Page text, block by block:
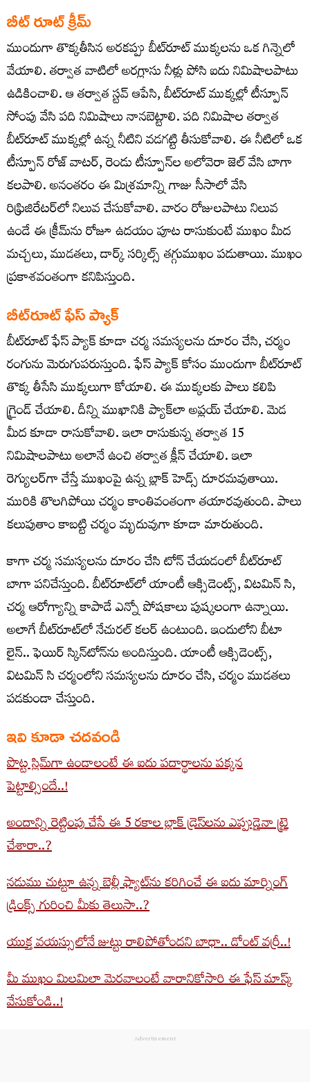
బీట్‌ రూట్‌ క్రీమ్‌
ముందుగా తొక్కతీసిన అరకప్పు బీట్‌రూట్‌ ముక్కలను ఒక గిన్నెలో
వేయాలి. తర్వాత వాటిలో అరగ్లాసు నీళ్లు పోసి ఐదు నిమిషాలపాటు
ఉడికించాలి. ఆ తర్వాత స్టవ్‌ ఆపేసి, బీట్‌రూట్‌ ముక్కల్లో టీస్పూన్
సోంపు వేసి పది నిమిషాలు నానబెట్టాలి. పది నిమిషాల తర్వాత
బీట్‌రూట్‌ ముక్కల్లో ఉన్న నీటిని వడగట్టి తీసుకోవాలి. ఈ నీటిలో ఒక
టీస్పూన్‌ రోజ్‌ వాటర్, రెండు టీస్పూన్‌ల అలోవెరా జెల్‌ వేసి బాగా
కలపాలి. అనంతరం ఈ మిశ్రమాన్ని గాజు సీసాలో వేసి
రిఫ్రిజిరేటర్‌లో నిలువ చేసుకోవాలి. వారం రోజులపాటు నిలువ
ఉండే ఈ క్రీమ్‌ను రోజూ ఉదయం పూట రాసుకుంటే ముఖం మీద
మచ్చలు, ముడతలు, డార్క్‌ సర్కిల్స్‌ తగ్గుముఖం పడుతాయి. ముఖం
ప్రకాశవంతంగా కనిపిస్తుంది.
బీట్‌రూట్ ఫేస్ ప్యాక్
బీట్‌రూట్‌ ఫేస్‌ ప్యాక్‌ కూడా చర్మ సమస్యలను దూరం చేసి, చర్మం
రంగును మెరుగుపరుస్తుంది. ఫేస్‌ ప్యాక్‌ కోసం ముందుగా బీట్‌రూట్
తొక్క తీసేసి ముక్కలుగా కోయాలి. ఈ ముక్కలకు పాలు కలిపి
గ్రైండ్ చేయాలి. దీన్ని ముఖానికి ప్యాక్‌లా అప్లయ్‌ చేయాలి. మెడ
మీద కూడా రాసుకోవాలి. ఇలా రాసుకున్న తర్వాత 15
నిమిషాలపాటు అలానే ఉంచి తర్వాత క్లీన్ చేయాలి. ఇలా
రెగ్యులర్‌గా చేస్తే ముఖంపై ఉన్న బ్లాక్ హెడ్స్ దూరమవుతాయి.
మురికి తొలగిపోయి చర్మం కాంతివంతంగా తయారవుతుంది. పాలు
కలుపుతాం కాబట్టి చర్మం మృదువుగా కూడా మారుతుంది.
కాగా చర్మ సమస్యలను దూరం చేసి టోన్‌ చేయడంలో బీట్‌రూట్
బాగా పనిచేస్తుంది. బీట్‌రూట్‌లో యాంటీ ఆక్సిడెంట్స్, విటమిన్ సి,
చర్మ ఆరోగ్యాన్ని కాపాడే ఎన్నో పోషకాలు పుష్కలంగా ఉన్నాయి.
అలాగే బీట్‌రూట్‌లో నేచురల్ కలర్ ఉంటుంది. ఇందులోని బీటా
లైన్.. ఫెయిర్ స్కిన్‌టోన్‌ను అందిస్తుంది. యాంటీ ఆక్సిడెంట్స్,
విటమిన్ సి చర్మంలోని సమస్యలను దూరం చేసి, చర్మం ముడతలు
పడకుండా చేస్తుంది.
ఇవి కూడా చదవండి
పొట్ట స్లిమ్‌గా ఉండాలంటే ఈ ఐదు పదార్థాలను పక్కన
పెట్టాల్సిందే..!
అందాన్ని రెట్టింపు చేసే ఈ 5 రకాల బ్లాక్‌ డ్రెస్‌లను ఎప్పుడైనా ట్రై
చేశారా..?
నడుము చుట్టూ ఉన్న బెల్లీ ఫ్యాట్‌ను కరిగించే ఈ ఐదు మార్నింగ్
డ్రింక్స్ గురించి మీకు తెలుసా..?
యుక్త వయస్సులోనే జుట్టు రాలిపోతోందని బాధా.. డోంట్ వర్రీ..!
మీ ముఖం మిలమిలా మెరవాలంటే వారానికోసారి ఈ ఫేస్‌ మాస్క్‌
వేసుకోండి..!